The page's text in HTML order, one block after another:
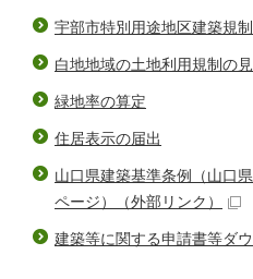
宇部市特別用途地区建築規
白地地域の土地利用規制の
緑地率の算定
住居表示の届出
山口県建築基準条例（山口
ページ）
（外部リンク）
建築等に関する申請書等ダ